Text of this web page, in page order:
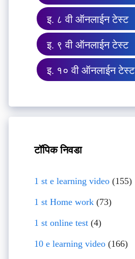
इ. ८ वी ऑनलाईन टेस्ट
इ. ९ वी ऑनलाईन टेस्ट
इ. १० वी ऑनलाईन टेस्ट
टॉपिक निवडा
1 st e learning video(155)
1 st Home work(73)
1 st online test(4)
10 e learning video(166)